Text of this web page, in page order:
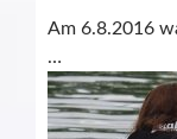
Am 6.8.2016
…